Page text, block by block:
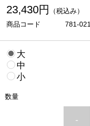
23,430円
（税込み）
商品コード
781-021
大
中
小
数量
-